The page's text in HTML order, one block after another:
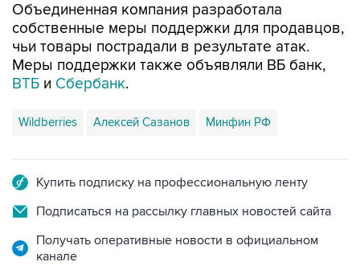
Объединенная компания разработала
собственные меры поддержки для продавцов,
чьи товары пострадали в результате атак.
Меры поддержки также объявляли ВБ банк,
ВТБ и Сбербанк.
Wildberries Алексей Сазанов Минфин РФ
Купить подписку на профессиональную ленту
Подписаться на рассылку главных новостей сайта
Получать оперативные новости в официальном
канале